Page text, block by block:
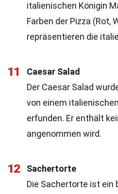
italienischen Königin
Farben der Pizza (Rot,
repräsentieren die
11
Caesar Salad
Der Caesar Salad
von einem
erfunden. Er enthält
angenommen wird.
12
Sachertorte
Die Sachertorte ist ein